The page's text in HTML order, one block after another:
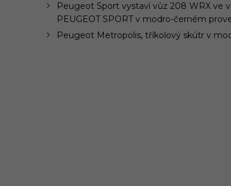
Peugeot Sport vystaví vůz 208 WRX ve
PEUGEOT SPORT v modro-černém
Peugeot Metropolis, tříkolový skútr v